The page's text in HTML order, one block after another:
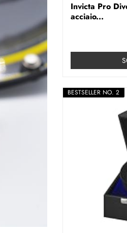
Invicta Pro
acciaio...
BESTSELLER NO. 2